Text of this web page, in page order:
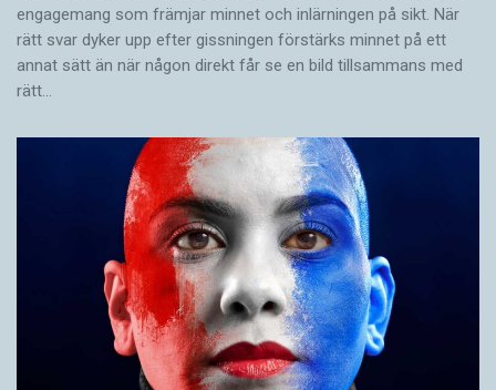
engagemang som främjar minnet och inlärningen på sikt. När
rätt svar dyker upp efter gissningen förstärks minnet på ett
annat sätt än när någon direkt får se en bild tillsammans med
rätt…